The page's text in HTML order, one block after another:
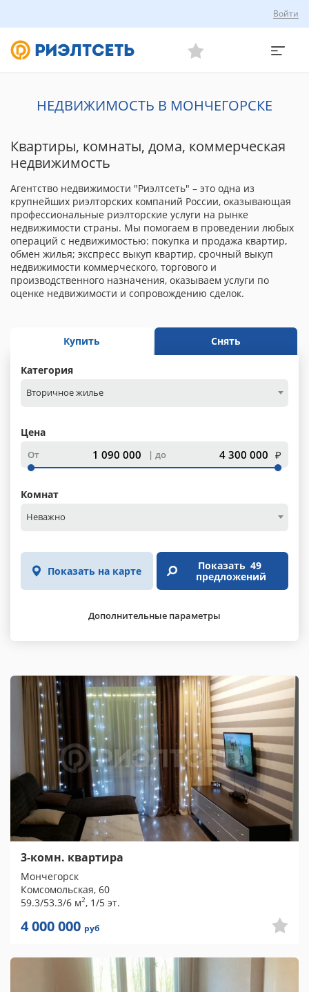
Войти
НЕДВИЖИМОСТЬ В МОНЧЕГОРСКЕ
Квартиры, комнаты, дома, коммерческая
недвижимость
Агентство недвижимости "Риэлтсеть" – это одна из
крупнейших риэлторских компаний России, оказывающая
профессиональные риэлторские услуги на рынке
недвижимости страны. Мы помогаем в проведении любых
операций с недвижимостью: покупка и продажа квартир,
обмен жилья; экспресс выкуп квартир, срочный выкуп
недвижимости коммерческого, торгового и
производственного назначения, оказываем услуги по
оценке недвижимости и сопровождению сделок.
Купить Снять
Категория
Вторичное жилье
Цена
От до ₽
Комнат
Неважно
Показать на карте Показать 49
предложений
Дополнительные параметры
3-комн. квартира
Мончегорск
Комсомольская, 60
59.3/53.3/6 м2, 1/5 эт.
4 000 000 руб